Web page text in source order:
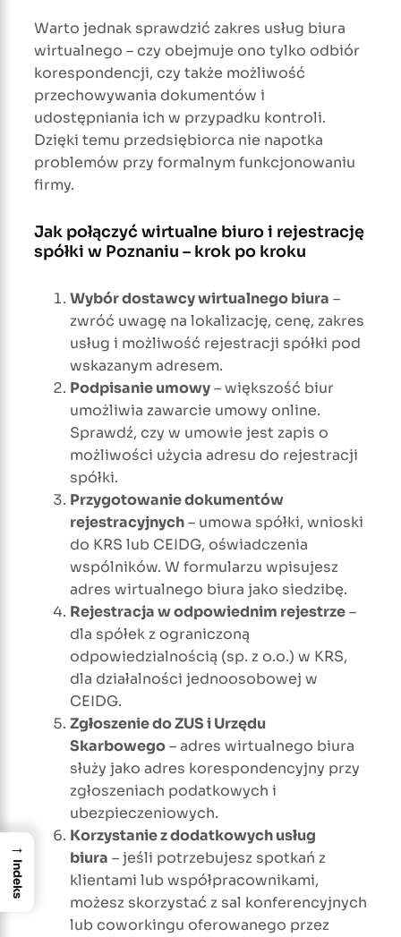
Warto jednak sprawdzić zakres usług biura
wirtualnego – czy obejmuje ono tylko odbiór
korespondencji, czy także możliwość
przechowywania dokumentów i
udostępniania ich w przypadku kontroli.
Dzięki temu przedsiębiorca nie napotka
problemów przy formalnym funkcjonowaniu
firmy.
Jak połączyć wirtualne biuro i rejestrację
spółki w Poznaniu – krok po kroku
Wybór dostawcy wirtualnego biura –
zwróć uwagę na lokalizację, cenę, zakres
usług i możliwość rejestracji spółki pod
wskazanym adresem.
Podpisanie umowy– większość biur
umożliwia zawarcie umowy online.
Sprawdź, czy w umowie jest zapis o
możliwości użycia adresu do rejestracji
spółki.
Przygotowanie dokumentów
rejestracyjnych– umowa spółki, wnioski
do KRS lub CEIDG, oświadczenia
wspólników. W formularzu wpisujesz
adres wirtualnego biura jako siedzibę.
Rejestracja w odpowiednim rejestrze–
dla spółek z ograniczoną
odpowiedzialnością (sp. z o.o.) w KRS,
dla działalności jednoosobowej w
CEIDG.
Zgłoszenie do ZUS i Urzędu
Skarbowego– adres wirtualnego biura
służy jako adres korespondencyjny przy
zgłoszeniach podatkowych i
ubezpieczeniowych.
Korzystanie z dodatkowych usług
biura – jeśli potrzebujesz spotkań z
klientami lub współpracownikami,
możesz skorzystać z sal konferencyjnych
lub coworkingu oferowanego przez
→
Indeks